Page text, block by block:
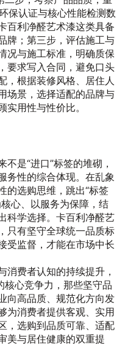
保认证与核心性能检测数
百利净醛艺术漆这类具备
牌；第三步，评估施工与
况与施工标准，明确质保
要求写入合同，避免口头
，根据装修风格、居住人
场景，选择适配的品牌与
用性与性价比。
是“进口”标签的堆砌，
务性的综合体现。在乱象
的选购思维，跳出“标签
心、以服务为保障，结
科学选择。卡百利净醛艺
只有坚守全球统一品质标
受监督，才能在市场中长
消费者认知的持续提升，
核心竞争力，那些坚守品
向高品质、规范化方向发
为消费者提供客观、实用
，选购到品质可靠、适配
美与居住健康的双重提